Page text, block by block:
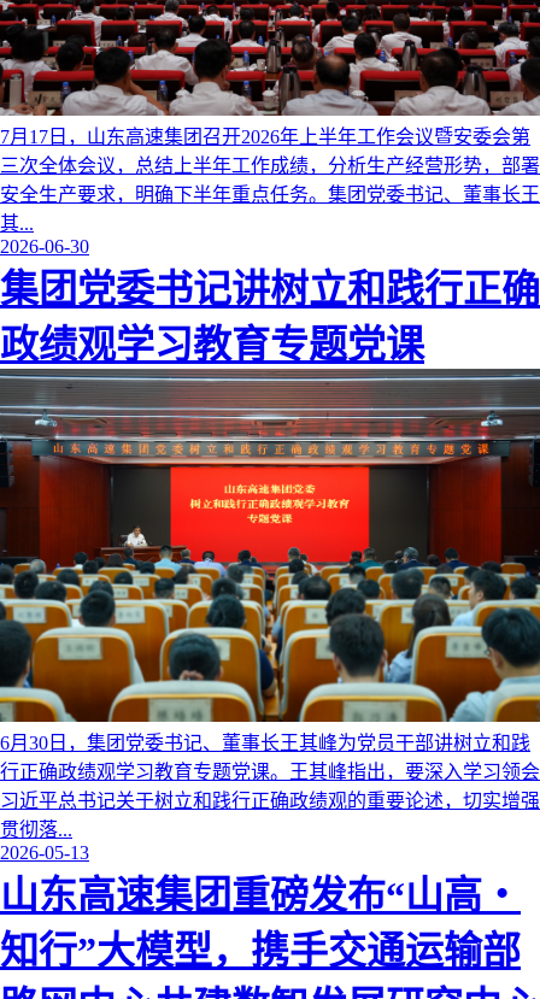
7月17日，山东高速集团召开2026年上半年工作会议暨安委会第
三次全体会议，总结上半年工作成绩，分析生产经营形势，部署
安全生产要求，明确下半年重点任务。集团党委书记、董事长王
其...
2026-06-30
集团党委书记讲树立和践行正确
政绩观学习教育专题党课
6月30日，集团党委书记、董事长王其峰为党员干部讲树立和践
行正确政绩观学习教育专题党课。王其峰指出，要深入学习领会
习近平总书记关于树立和践行正确政绩观的重要论述，切实增强
贯彻落...
2026-05-13
山东高速集团重磅发布“山高・
知行”大模型，携手交通运输部